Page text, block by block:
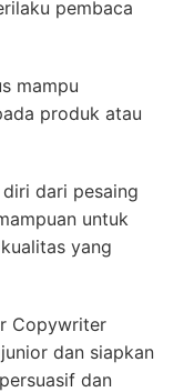
pembaca
mampu
produk atau
dari pesaing
untuk
yang
Copywriter
dan siapkan
dan